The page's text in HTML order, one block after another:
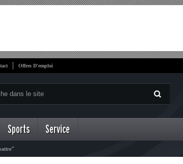
Offres D'emploi
Sports Service